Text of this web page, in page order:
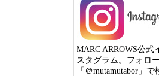
MARC ARROWS公式
スタグラム。フォロ
「＠mutamutabor」で